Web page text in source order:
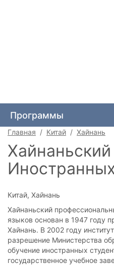
Программы
Среднее образование
Каникулы для детей
Школьные обмены
Главная Китай Хайнань
Китай, Хайнань
Хайнаньский
языков основан в 1947 году
Хайнань. В 2002 году
разрешение Министерства
обучение иностранных
государственное учебное